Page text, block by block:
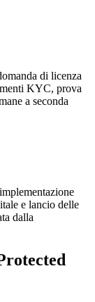
di licenza
KYC, prova
a seconda
e lancio delle
dalla